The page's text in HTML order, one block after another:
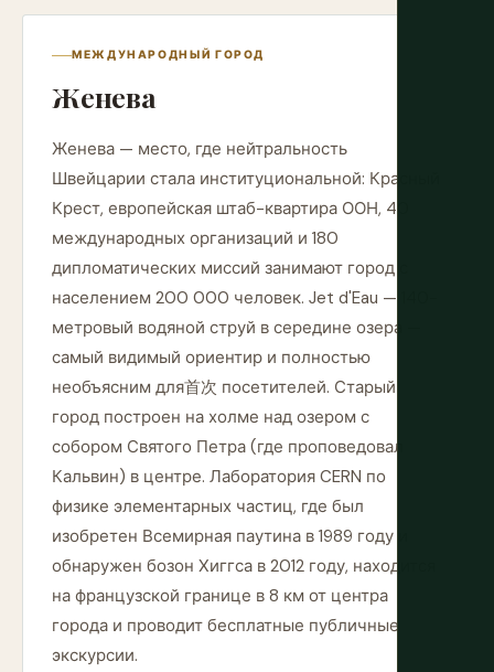
МЕЖДУНАРОДНЫЙ ГОРОД
Женева
Женева — место, где нейтральность
Швейцарии стала институциональной: Красный
Крест, европейская штаб-квартира ООН, 40
международных организаций и 180
дипломатических миссий занимают город с
населением 200 000 человек. Jet d'Eau — 140-
метровый водяной струй в середине озера —
самый видимый ориентир и полностью
необъясним для首次 посетителей. Старый
город построен на холме над озером с
собором Святого Петра (где проповедовал
Кальвин) в центре. Лаборатория CERN по
физике элементарных частиц, где был
изобретен Всемирная паутина в 1989 году и
обнаружен бозон Хиггса в 2012 году, находится
на французской границе в 8 км от центра
города и проводит бесплатные публичные
экскурсии.